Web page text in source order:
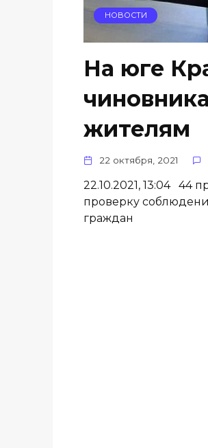
НОВОСТИ
На юге
жителям
22 октября, 2021
22.10.2021, 13:04 44
проверку
граждан